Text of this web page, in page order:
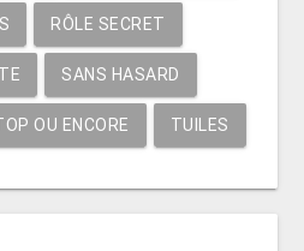
RÔLE SECRET
SANS HASARD
OU ENCORE TUILES